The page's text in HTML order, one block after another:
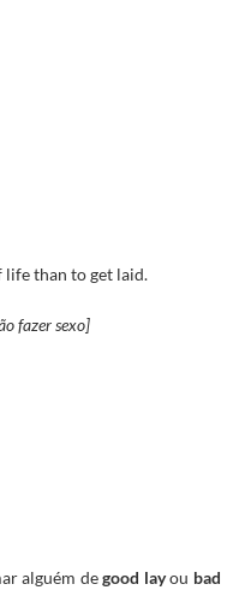
lifethan toget laid.
fazer sexo]
alguém degood layou bad